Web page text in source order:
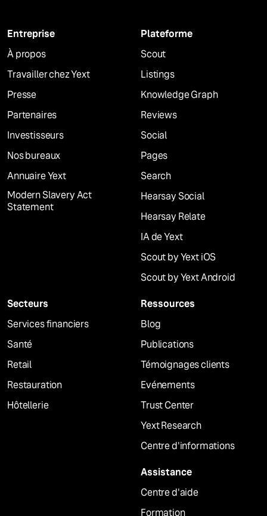
Entreprise
À propos
Travailler chez Yext
Presse
Partenaires
Investisseurs
Nos bureaux
Annuaire Yext
Modern Slavery Act
Statement
Plateforme
Scout
Listings
Knowledge Graph
Reviews
Social
Pages
Search
Hearsay Social
Hearsay Relate
IA de Yext
Scout by Yext iOS
Scout by Yext Android
Secteurs
Services financiers
Santé
Retail
Restauration
Hôtellerie
Ressources
Blog
Publications
Témoignages clients
Evénements
Trust Center
Yext Research
Centre d'informations
Assistance
Centre d'aide
Formation